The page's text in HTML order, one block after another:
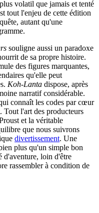
volatil que jamais et tenté
tout l'enjeu de cette édition
autant qu'une
souligne aussi un paradoxe
de sa propre histoire.
des figures marquantes,
qu'elle peut
Koh-Lanta dispose, après
narratif considérable.
connaît les codes par cœur
Tout l'art des producteurs
et la véritable
que nous suivrons
divertissement. Une
plus qu'un simple bon
d'aventure, loin d'être
rassembler à condition de